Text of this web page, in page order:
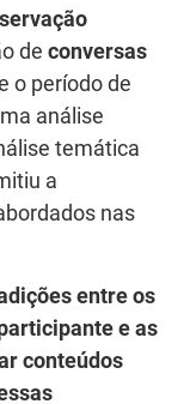
de conversas
o período de
análise
temática
a
nas
entre os
e as
conteúdos